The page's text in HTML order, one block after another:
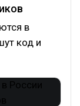
в
код и